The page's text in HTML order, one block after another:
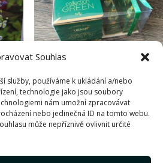
Souhlas
služby, používáme k ukládání a/nebo
technologie jako jsou soubory
nám umožní zpracovávat
nebo jedinečná ID na tomto webu.
může nepříznivě ovlivnit určité
Dárkový čaj
230,00Kč